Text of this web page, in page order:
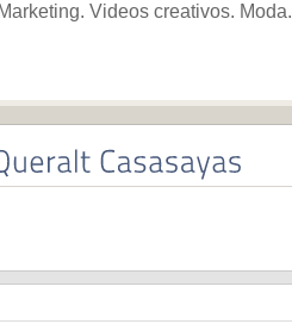
Videos creativos. Moda.